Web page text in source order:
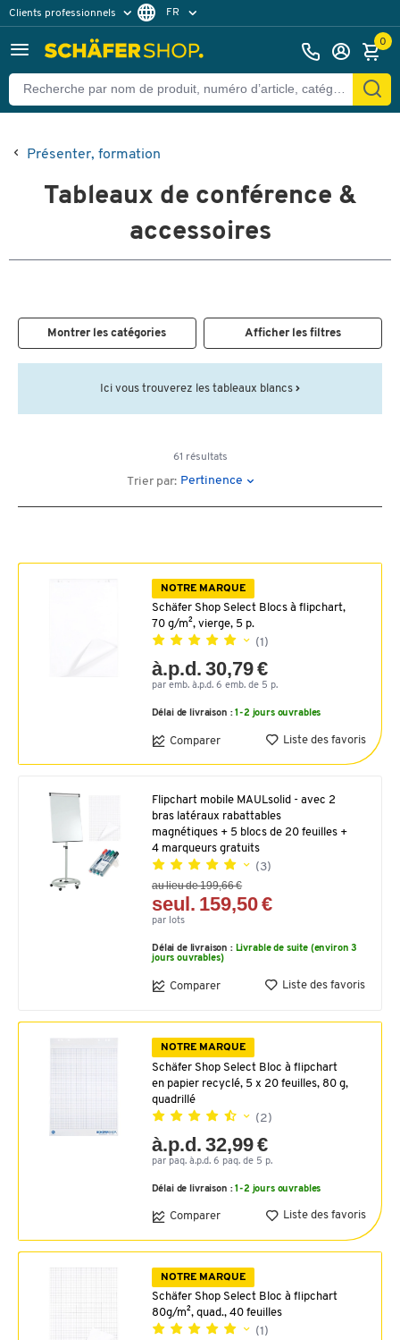
Clients professionnels
Clients particuliers
FR
0
Présenter, formation
Tableaux de conférence &
accessoires
Montrer les catégories Afficher les filtres
Ici vous trouverez les tableaux blancs
61 résultats
Trier par: Pertinence
NOTRE MARQUE
Schäfer Shop Select Blocs à flipchart,
70 g/m², vierge, 5 p.
(1)
à.p.d. 30,79 €
par emb. à.p.d. 6 emb. de 5 p.
Délai de livraison :1-2 jours ouvrables
Comparer Liste des favoris
Flipchart mobile MAULsolid - avec 2
bras latéraux rabattables
magnétiques + 5 blocs de 20 feuilles +
4 marqueurs gratuits
(3)
au lieu de 199,66 €
seul. 159,50 €
par lots
Délai de livraison : Livrable de suite (environ 3
jours ouvrables)
Comparer Liste des favoris
NOTRE MARQUE
Schäfer Shop Select Bloc à flipchart
en papier recyclé, 5 x 20 feuilles, 80 g,
quadrillé
(2)
à.p.d. 32,99 €
par paq. à.p.d. 6 paq. de 5 p.
Délai de livraison :1-2 jours ouvrables
Comparer Liste des favoris
NOTRE MARQUE
Schäfer Shop Select Bloc à flipchart
80g/m², quad., 40 feuilles
(1)